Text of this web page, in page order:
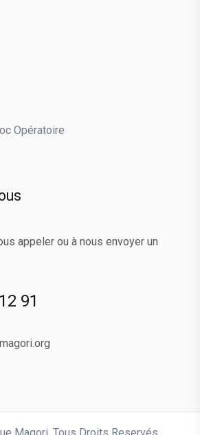
Opératoire
appeler ou à nous envoyer un
91